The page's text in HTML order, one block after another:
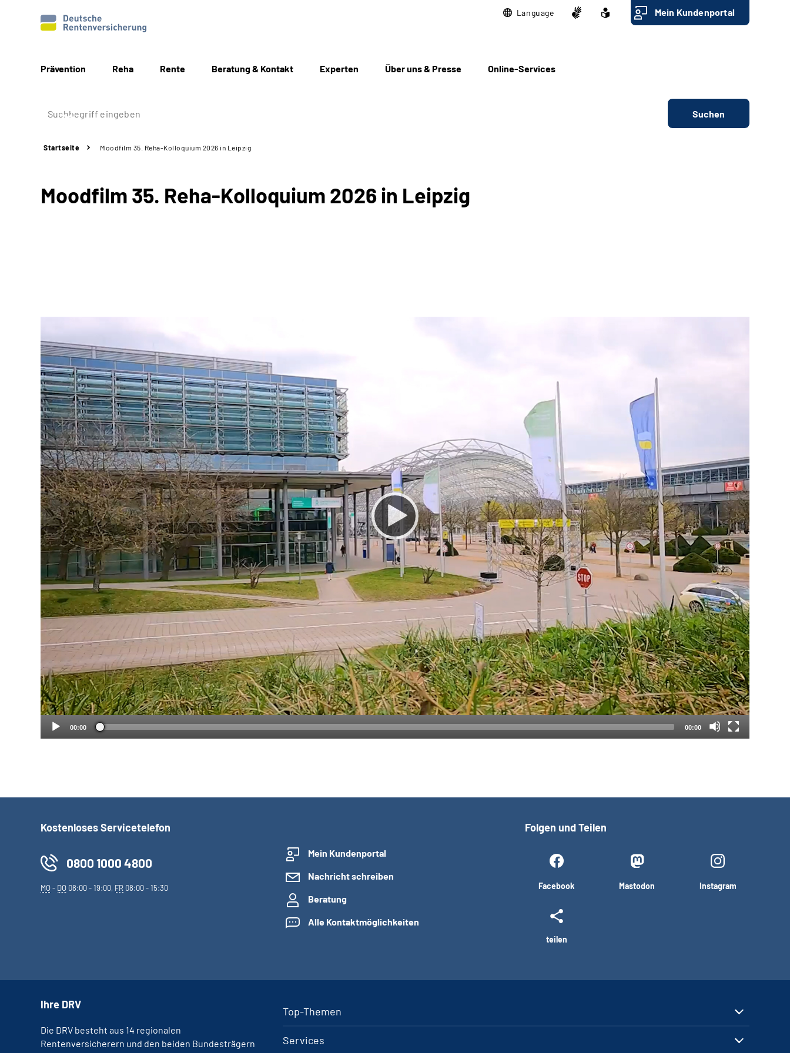
Language Mein Kundenportal
Prävention Reha Rente Beratung & Kontakt Experten Über uns & Presse Online-Services
Suchen
Startseite Moodfilm 35. Reha-Kolloquium 2026 in Leipzig
Moodfilm 35. Reha-Kolloquium 2026 in Leipzig
00:00 00:00
Kostenloses Servicetelefon
0800 1000 4800
MO- DO 08:00 - 19:00, FR 08:00 - 15:30
Mein Kundenportal
Nachricht schreiben
Beratung
Alle Kontaktmöglichkeiten
Folgen und Teilen
Facebook Mastodon Instagram
teilen
Top-Themen
Services
Ihre DRV
Die DRV besteht aus 14 regionalen
Rentenversicherern und den beiden Bundesträgern